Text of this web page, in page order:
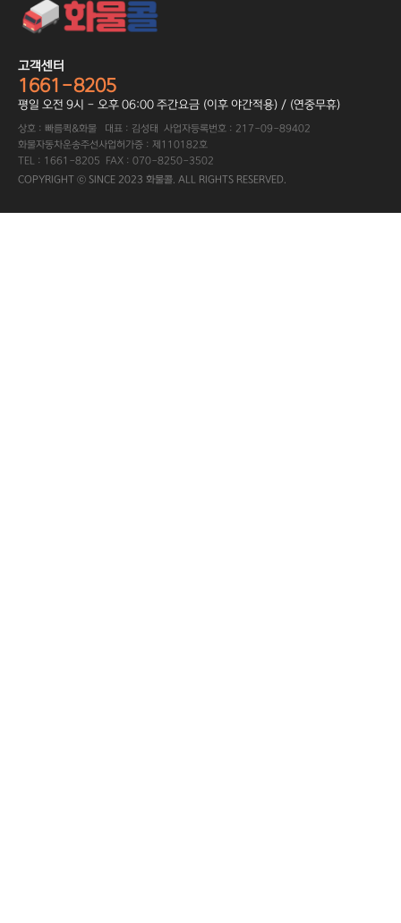
고객센터
1661-8205
평일 오전 9시 - 오후 06:00 주간요금 (이후 야간적용) / (연중무휴)
상호 : 빠름퀵&화물 대표 : 김성태 사업자등록번호 : 217-09-89402
화물자동차운송주선사업허가증 : 제110182호
TEL : 1661-8205 FAX : 070-8250-3502
COPYRIGHT ⓒ SINCE 2023 화물콜. ALL RIGHTS RESERVED.